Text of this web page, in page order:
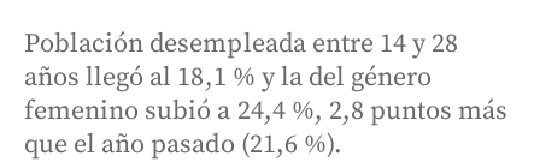
Población desempleada entre 14 y 28
años llegó al 18,1 % y la del género
femenino subió a 24,4 %, 2,8 puntos más
que el año pasado (21,6 %).